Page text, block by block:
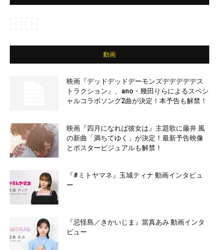
動画
映画『デッドデッドデーモンズデデデデデス
トラクション』、ano・幾田りらによるスペシ
ャルコラボソング2曲が決定！本予告も解禁！
映画『四月になれば彼女は』主題歌に藤井 風
の新曲「満ちてゆく」が決定！最新予告映像
とポスタービジュアルも解禁！
『#ミトヤマネ』玉城ティナ 動画インタビュ
ー
『忌怪島／きかいじま』當真あみ 動画インタ
ビュー